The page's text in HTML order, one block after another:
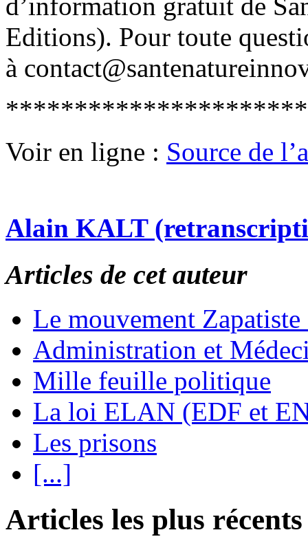
Editions). Pour toute
à
Voir en ligne : Source de
Alain KALT
Articles de cet auteur
Le mouvement
Administration et
Mille feuille politique
La loi ELAN (EDF et
Les prisons
[...]
Articles les plus récents